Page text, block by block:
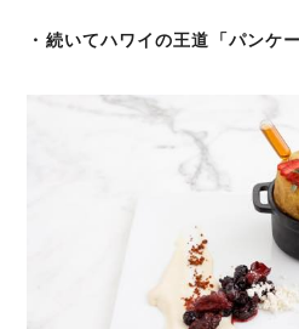
・続いてハワイの王道「パンケー